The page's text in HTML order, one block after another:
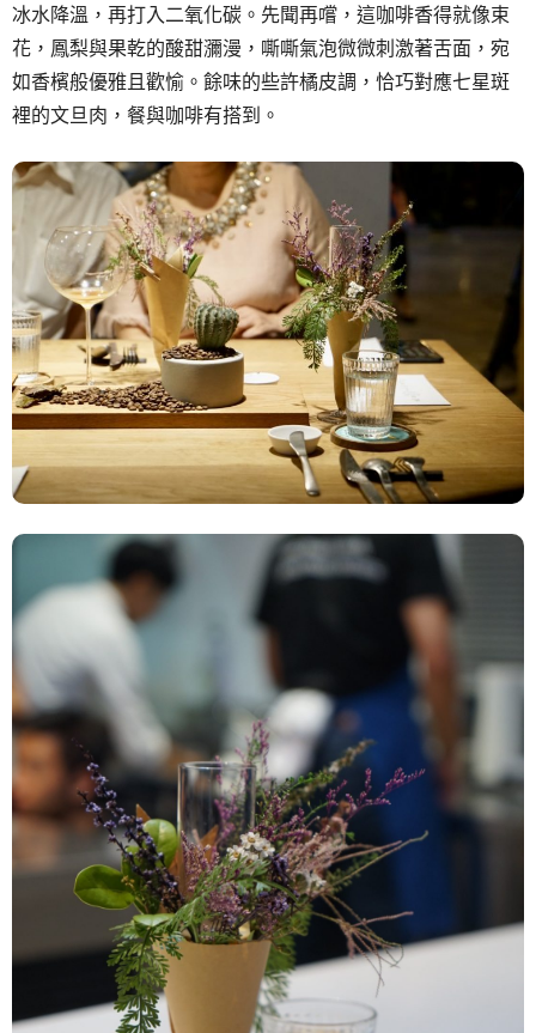
冰水降溫，再打入二氧化碳。先聞再嚐，這咖啡香得就像束
花，鳳梨與果乾的酸甜瀰漫，嘶嘶氣泡微微刺激著舌面，宛
如香檳般優雅且歡愉。餘味的些許橘皮調，恰巧對應七星斑
裡的文旦肉，餐與咖啡有搭到。